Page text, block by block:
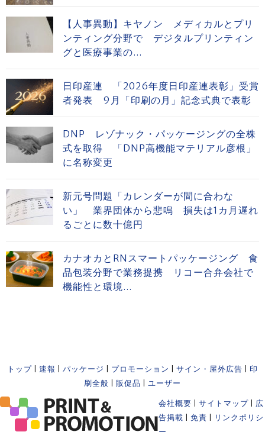
【人事異動】キヤノン メディカルとプリ
ンティング分野で デジタルプリンティン
グと医療事業の...
日印産連 「2026年度日印産連表彰」受賞
者発表 9月「印刷の月」記念式典で表彰
DNP レゾナック・パッケージングの全株
式を取得 「DNP高機能マテリアル彦根」
に名称変更
新元号問題「カレンダーが間に合わな
い」 業界団体から悲鳴 損失は1カ月遅れ
るごとに数十億円
カナオカとRNスマートパッケージング 食
品包装分野で業務提携 リコー合弁会社で
機能性と環境...
トップ 速報 パッケージ プロモーション サイン・屋外広告
印
刷全般
販促品 ユーザー
会社概要 サイトマップ
広
告掲載
免責
リンクポリシ
ー